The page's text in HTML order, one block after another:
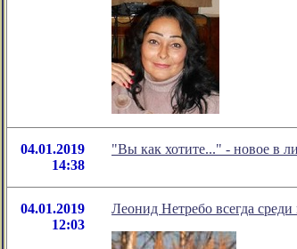
04.01.2019
14:38
"Вы как хотите..." - новое в
04.01.2019
12:03
Леонид Нетребо всегда